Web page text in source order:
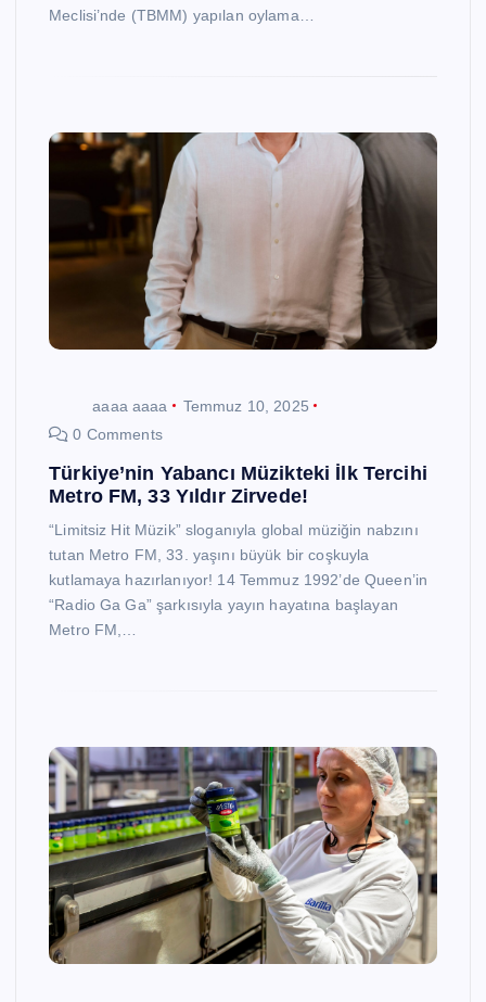
Meclisi’nde (TBMM) yapılan oylama…
aaaa aaaa
Temmuz 10, 2025
0 Comments
Türkiye’nin Yabancı Müzikteki İlk Tercihi
Metro FM, 33 Yıldır Zirvede!
“Limitsiz Hit Müzik” sloganıyla global müziğin nabzını
tutan Metro FM, 33. yaşını büyük bir coşkuyla
kutlamaya hazırlanıyor! 14 Temmuz 1992’de Queen’in
“Radio Ga Ga” şarkısıyla yayın hayatına başlayan
Metro FM,…